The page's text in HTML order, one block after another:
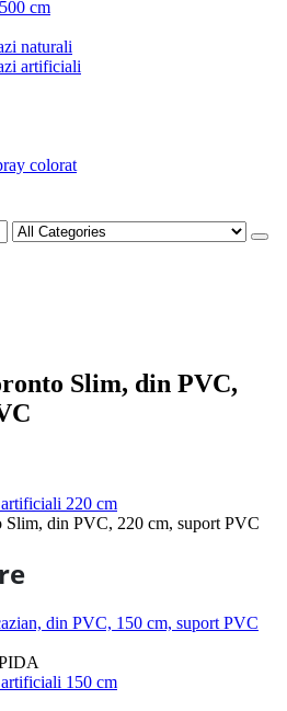
cm
naturali
artificiali
colorat
Slim, din PVC,
220 cm
din PVC, 220 cm, suport PVC
150 cm